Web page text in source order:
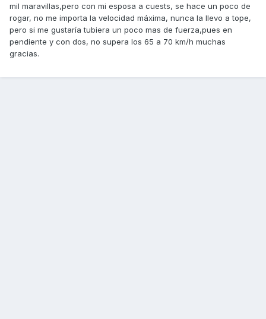
mil maravillas,pero con mi esposa a cuests, se hace un poco de
rogar, no me importa la velocidad máxima, nunca la llevo a tope,
pero si me gustaría tubiera un poco mas de fuerza,pues en
pendiente y con dos, no supera los 65 a 70 km/h muchas
gracias.